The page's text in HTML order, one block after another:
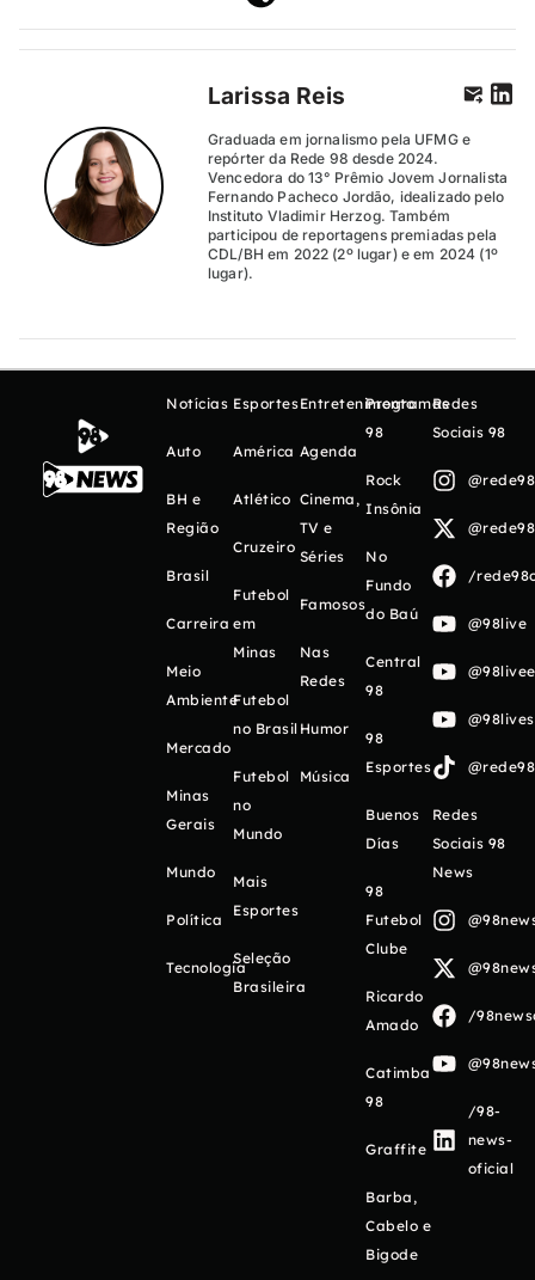
Larissa Reis
Graduada em jornalismo pela UFMG e
repórter da Rede 98 desde 2024.
Vencedora do 13° Prêmio Jovem Jornalista
Fernando Pacheco Jordão, idealizado pelo
Instituto Vladimir Herzog. Também
participou de reportagens premiadas pela
CDL/BH em 2022 (2º lugar) e em 2024 (1º
lugar).
Notícias
Auto
BH e
Região
Brasil
Carreira
Meio
Ambiente
Mercado
Minas
Gerais
Mundo
Política
Tecnologia
Esportes
América
Atlético
Cruzeiro
Futebol
em
Minas
Futebol
no Brasil
Futebol
no
Mundo
Mais
Esportes
Seleção
Brasileira
Entretenimento
Agenda
Cinema,
TV e
Séries
Famosos
Nas
Redes
Humor
Música
Programas
98
Rock
Insônia
No
Fundo
do Baú
Central
98
98
Esportes
Buenos
Días
98
Futebol
Clube
Ricardo
Amado
Catimba
98
Graffite
Barba,
Cabelo e
Bigode
Redes
Sociais 98
/
@98live
Redes
Sociais 98
News
/
/98-
news-
oficial